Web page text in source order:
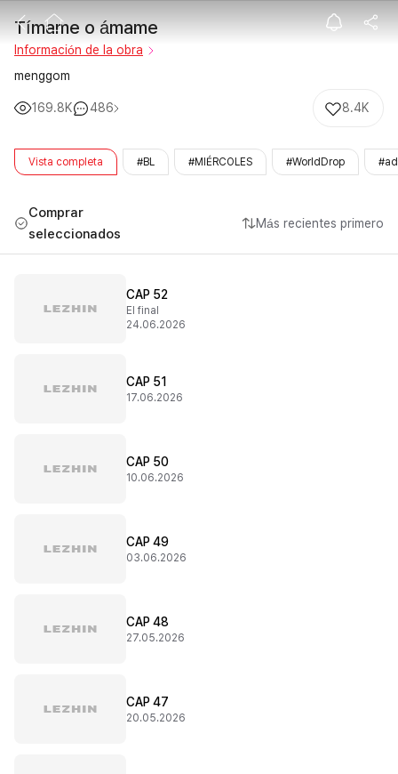
Tímame o
Tímame o ámame
Información de la obra
menggom
169.8K 486 8.4K
Vista completa #BL #MIÉRCOLES #WorldDrop
Comprar
seleccionados
Más recientes primero
CAP 52
El final
24.06.2026
CAP 51
17.06.2026
CAP 50
10.06.2026
CAP 49
03.06.2026
CAP 48
27.05.2026
CAP 47
20.05.2026